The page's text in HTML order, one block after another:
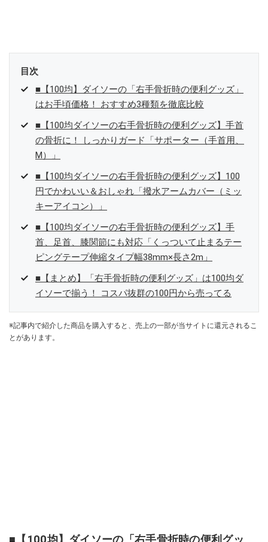
目次
■【100均】ダイソーの「右手骨折時の便利グッズ」
はお手頃価格！ おすすめ3種類を徹底比較
■【100均ダイソーの右手骨折時の便利グッズ】手首
の骨折に！ しっかりガード「サポーター（手首用、
M）」
■【100均ダイソーの右手骨折時の便利グッズ】100
円でかわいい＆おしゃれ「撥水アームカバー（ミッ
キーアイコン）」
■【100均ダイソーの右手骨折時の便利グッズ】手
首、足首、膝関節にも対応「くっついて止まるテー
ピングテープ伸縮タイプ幅38mm×長さ2m」
■【まとめ】「右手骨折時の便利グッズ」は100均ダ
イソーで揃う！ コスパ抜群の100円から売ってる
※記事内で紹介した商品を購入すると、売上の一部が当サイトに還元されるこ
とがあります。
■【100均】ダイソーの「右手骨折時の便利グッ